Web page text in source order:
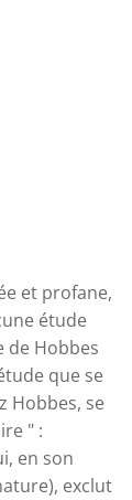
et profane,
étude
Hobbes
que se
Hobbes, se
" :
en son
exclut